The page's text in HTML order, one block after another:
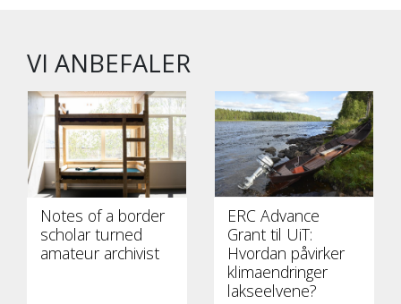
VI ANBEFALER
Notes of a border
scholar turned
amateur archivist
ERC Advance
Grant til UiT:
Hvordan påvirker
klimaendringer
lakseelvene?